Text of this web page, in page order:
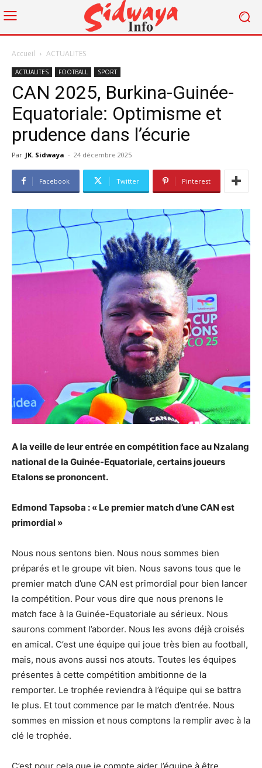
Accueil ACTUALITES
ACTUALITES FOOTBALL SPORT
CAN 2025, Burkina-Guinée-
Equatoriale: Optimisme et
prudence dans l’écurie
Par JK. Sidwaya - 24 décembre 2025
Facebook Twitter Pinterest
A la veille de leur entrée en compétition face au Nzalang
national de la Guinée-Equatoriale, certains joueurs
Etalons se prononcent.
Edmond Tapsoba : « Le premier match d’une CAN est
primordial »
Nous nous sentons bien. Nous nous sommes bien
préparés et le groupe vit bien. Nous savons tous que le
premier match d’une CAN est primordial pour bien lancer
la compétition. Pour vous dire que nous prenons le
match face à la Guinée-Equatoriale au sérieux. Nous
saurons comment l’aborder. Nous les avons déjà croisés
en amical. C’est une équipe qui joue très bien au football,
mais, nous avons aussi nos atouts. Toutes les équipes
présentes à cette compétition ambitionne de la
remporter. Le trophée reviendra à l’équipe qui se battra
le plus. Et tout commence par le match d’entrée. Nous
sommes en mission et nous comptons la remplir avec à la
clé le trophée.